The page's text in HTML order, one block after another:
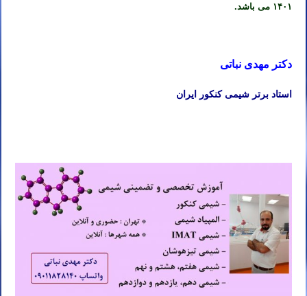
۱۴۰۱ می باشد.
دکتر مهدی نباتی
استاد برتر شیمی کنکور ایران